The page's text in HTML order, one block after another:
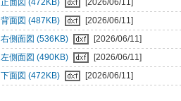
正面図 (472KB)
[2026/06/11]
背面図 (487KB)
[2026/06/11]
右側面図 (536KB)
[2026/06/11]
左側面図 (490KB)
[2026/06/11]
下面図 (472KB)
[2026/06/11]